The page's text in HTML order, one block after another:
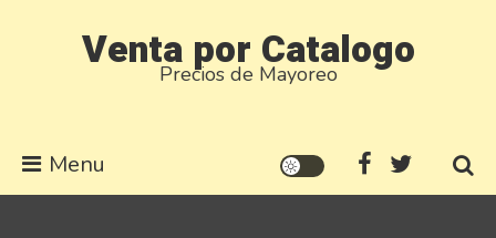
Venta por Catalogo
Precios de Mayoreo
Menu